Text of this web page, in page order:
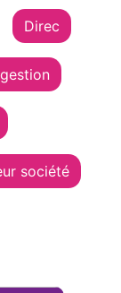
Direc
société